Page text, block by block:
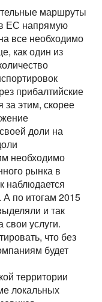
маршруты
в ЕС напрямую
все необходимо
как один из
прибалтийские
за этим, скорее
доли на
необходимо
рынка в
наблюдается
А по итогам 2015
и так
услуги.
что без
будет
территории
локальных